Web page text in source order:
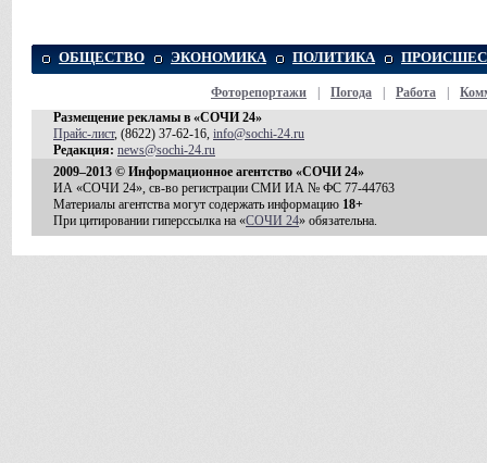
ОБЩЕСТВО ЭКОНОМИКА ПОЛИТИКА
Фоторепортажи Погода Работа
Размещение рекламы в «СОЧИ 24»
Прайс-лист, (8622) 37-62-16, info@sochi-24.ru
Редакция: news@sochi-24.ru
2009–2013 © Информационное агентство «СОЧИ 24»
ИА «СОЧИ 24», св-во регистрации СМИ ИА № ФС 77-44763
Материалы агентства могут содержать информацию 18+
При цитировании гиперссылка на «СОЧИ 24» обязательна.